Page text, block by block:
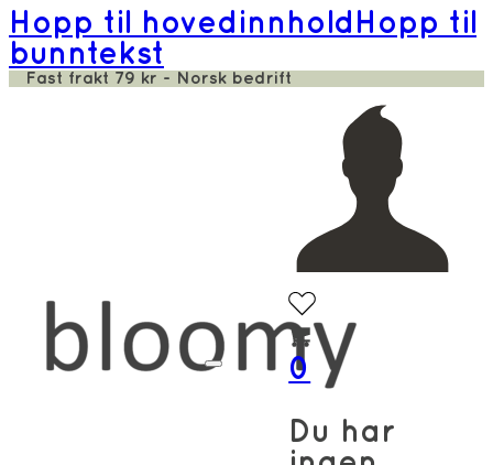
Hopp til hovedinnhold Hopp til
bunntekst
Fast frakt 79 kr - Norsk bedrift
0
Du har